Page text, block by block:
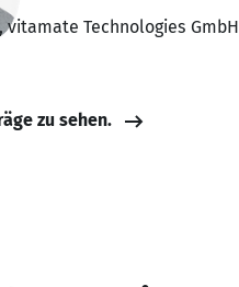
vitamate Technologies GmbH
zu sehen.